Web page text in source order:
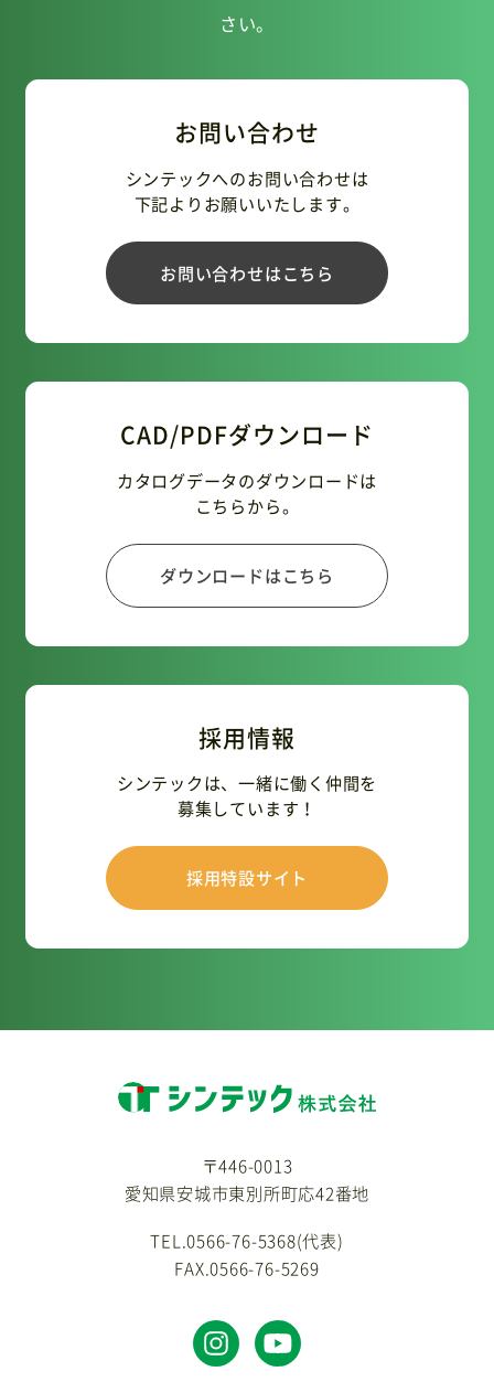
さい。
お問い合わせ
シンテックへのお問い合わせは
下記よりお願いいたします。
お問い合わせはこちら
CAD/PDFダウンロード
カタログデータのダウンロードは
こちらから。
ダウンロードはこちら
採用情報
シンテックは、一緒に働く仲間を
募集しています！
採用特設サイト
〒446-0013
愛知県安城市東別所町応42番地
TEL.0566-76-5368(代表)
FAX.0566-76-5269